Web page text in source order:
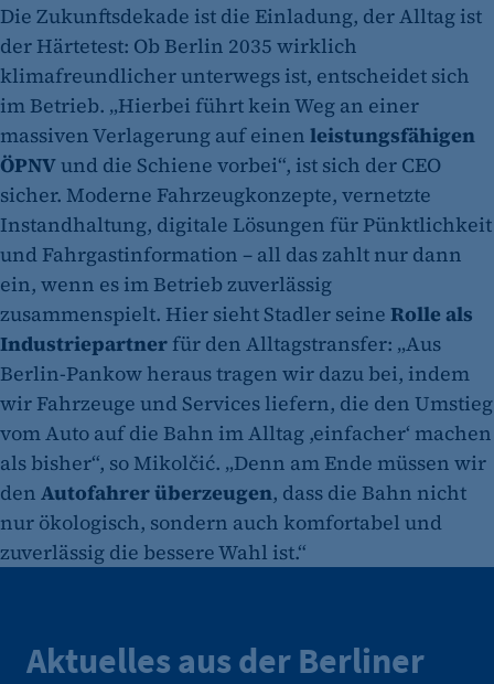
Die Zukunftsdekade ist die Einladung, der Alltag ist
der Härtetest: Ob Berlin 2035 wirklich
klimafreundlicher unterwegs ist, entscheidet sich
im Betrieb. „Hierbei führt kein Weg an einer
massiven Verlagerung auf einen leistungsfähigen
ÖPNVund die Schiene vorbei“, ist sich der CEO
sicher. Moderne Fahrzeugkonzepte, vernetzte
Instandhaltung, digitale Lösungen für Pünktlichkeit
und Fahrgastinformation – all das zahlt nur dann
ein, wenn es im Betrieb zuverlässig
zusammenspielt. Hier sieht Stadler seine Rolle als
Industriepartner für den Alltagstransfer: „Aus
Berlin-Pankow heraus tragen wir dazu bei, indem
wir Fahrzeuge und Services liefern, die den Umstieg
vom Auto auf die Bahn im Alltag ,einfacher‘ machen
als bisher“, so Mikolčić. „Denn am Ende müssen wir
den Autofahrer überzeugen, dass die Bahn nicht
nur ökologisch, sondern auch komfortabel und
zuverlässig die bessere Wahl ist.“
Aktuelles aus der Berliner